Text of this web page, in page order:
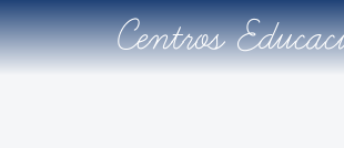
Centros